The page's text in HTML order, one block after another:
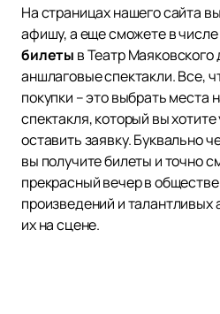
На страницах нашего сайта
афишу, а еще сможете в
билеты в Театр
аншлаговые спектакли. Все,
покупки – это выбрать места
спектакля, который вы
оставить заявку. Буквально
вы получите билеты и точно
прекрасный вечер в
произведений и
их на сцене.